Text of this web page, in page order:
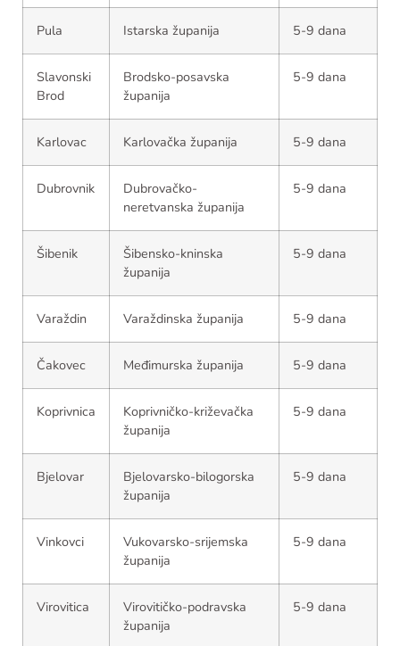
Pula Istarska županija 5-9 dana
Slavonski
Brod
Brodsko-posavska
županija
5-9 dana
Karlovac Karlovačka županija 5-9 dana
Dubrovnik
Dubrovačko-
neretvanska županija
5-9 dana
Šibenik
Šibensko-kninska
županija
5-9 dana
Varaždin Varaždinska županija 5-9 dana
Čakovec Međimurska županija 5-9 dana
Koprivnica
Koprivničko-križevačka
županija
5-9 dana
Bjelovar
Bjelovarsko-bilogorska
županija
5-9 dana
Vinkovci
Vukovarsko-srijemska
županija
5-9 dana
Virovitica
Virovitičko-podravska
županija
5-9 dana